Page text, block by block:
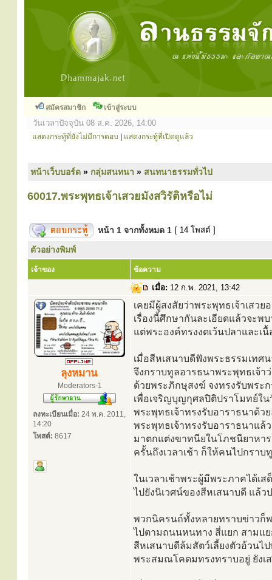
สมัครสมาชิก เข้าสู่ระบบ
วันเวลาปัจจุบัน 08 ส.ค. 2026, 14:00
แสดงกระทู้ที่ยังไม่มีการตอบ แสดงกระทู้ที่เปิดดูแล้ว
หน้าเว็บบอร์ด » กลุ่มสนทนา » สนทนาธรรมทั่วไป
60017.พระพุทธเจ้าเสวยมังสวิรัติหรือไม่
หน้า 1 จากทั้งหมด 1 [ 14 โพสต์ ]
ตัวอย่างพิมพ์
เจ้าของ ข้อความ
เมื่อ: 12 ก.พ. 2021, 13:42
ลุงหมาน
Moderators-1
ลงทะเบียนเมื่อ: 24 พ.ค. 2011,
14:20
โพสต์: 8617
เคยมีผู้สงสัยว่าพระพุทธเจ้าเสว
เรื่องนี้ศึกษากันละเอียดแล้วจะพ
แต่พระองค์ทรงงดเว้นปลาและเนื้
เมื่อสีหเสนาบดีฟังพระธรรมเทศ
จึงกราบทูลอารธนาพระพุทธเจ้า
ด้วยพระภิกษุสงฆ์ จงทรงรับพระ
เพื่อเจริญบุญกุศลปิติปราโมทย์ใน
พระพุทธเจ้าทรงรับอาราธนาด้
พระพุทธเจ้าทรงรับอาราธนาแล้
มาตกแต่งขาทนียในโภชนียาหา
ครั้นถึงเวลาเช้า ก็ให้คนไปกรา
ในเวลาเช้าพระผู้มีพระภาคได้เ
ไปยังนิเวศน์ของสีหเสนาบดี แล้
พวกนิครนถ์ทั้งหลายทราบข่าวก็
ไปตามถนนหนทาง สี่แยก สามแ
สีหเสนาบดีล้มสัตว์เลี้ยงตัวอ้วน
พระสมณโคดมทรงทราบอยู่ ยังเ